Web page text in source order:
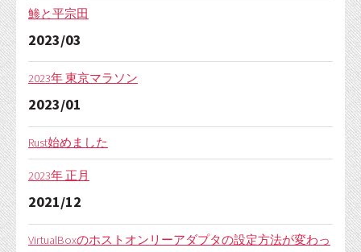
鯵と平宗田
2023/03
2023年 東京マラソン
2023/01
Rust始めました
2023年 正月
2021/12
VirtualBoxのホストオンリーアダプタの設定方法が変わっ